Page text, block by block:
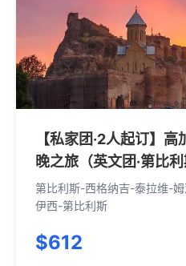
【私家团·2人起订】
晚之旅（英文团·第比利
第比利斯-西格纳吉-泰拉维-
伊西-第比利斯
$612